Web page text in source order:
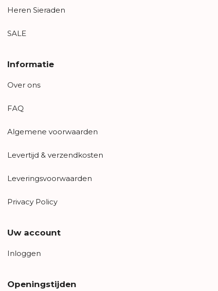
Heren Sieraden
SALE
Informatie
Over ons
FAQ
Algemene voorwaarden
Levertijd & verzendkosten
Leveringsvoorwaarden
Privacy Policy
Uw account
Inloggen
Openingstijden